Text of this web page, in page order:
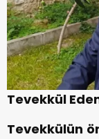
Tevekkül
Tevekkülün